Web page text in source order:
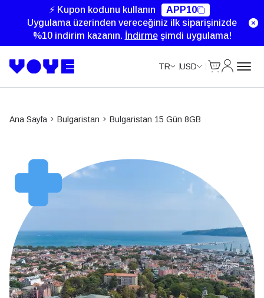
⚡ Kupon kodunu kullanın
APP10
Uygulama üzerinden vereceğiniz ilk siparişinizde
%10 indirim kazanın. İndirmeşimdi uygulama!
TR USD
Ana Sayfa Bulgaristan Bulgaristan 15 Gün 8GB
Unlimited Data
Unlimited Data